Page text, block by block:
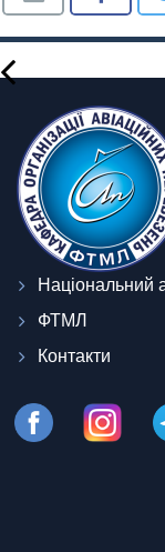
Національний
ФТМЛ
Контакти